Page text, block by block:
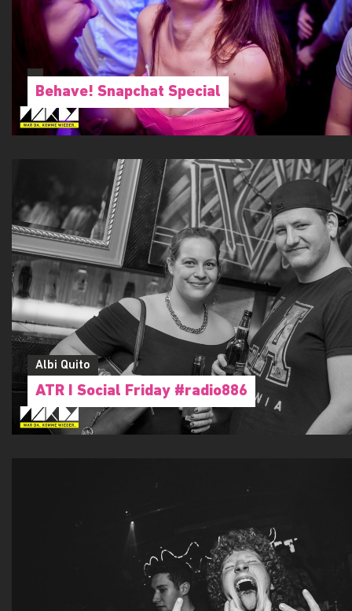
Behave! Snapchat Special
Albi Quito
ATR I Social Friday #radio886